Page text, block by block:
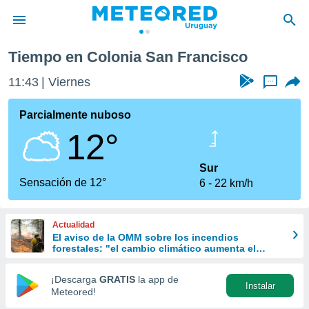
de
ha
que se
calidad.
a este
las
y
forma
digital
basada
Tiempo en Colonia San Francisco
11:43 Viernes ...
Parcialmente nuboso
12°
Sensación de 12°
Sur
6
22 km/h
Actualidad
El aviso de la OMM sobre los incendios
forestales: "el cambio climático aumenta el
¡Descarga GRATIS la app de
Meteored!
Instalar